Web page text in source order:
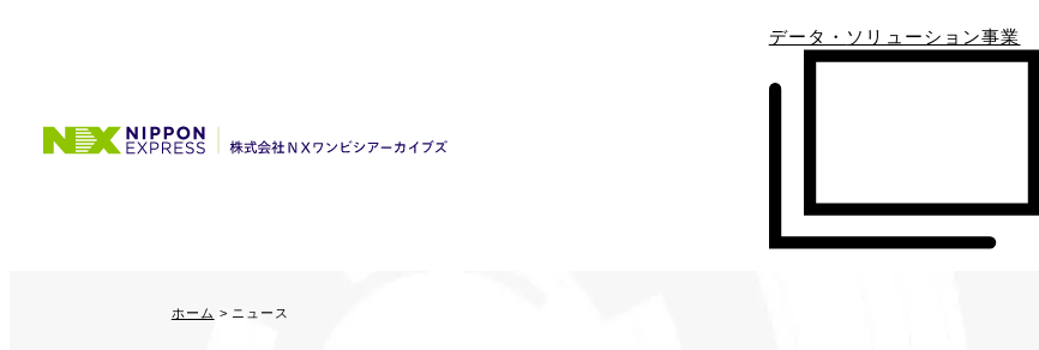
データ・ ソリューション事業
ホーム ニュース